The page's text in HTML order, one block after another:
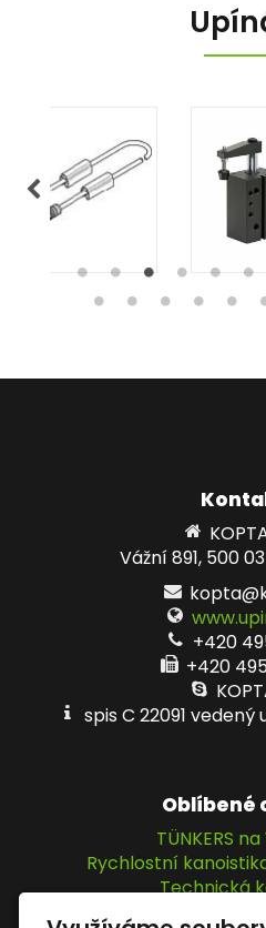
Vážní 891, 500
+420
+420
spis C 22091 vedený
Oblíbené
TÜNKERS
Rychlostní
Technická